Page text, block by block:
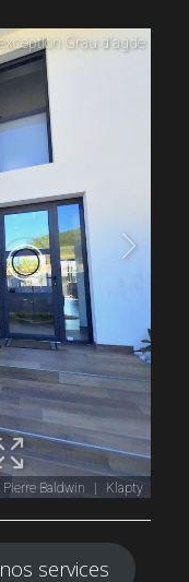
services